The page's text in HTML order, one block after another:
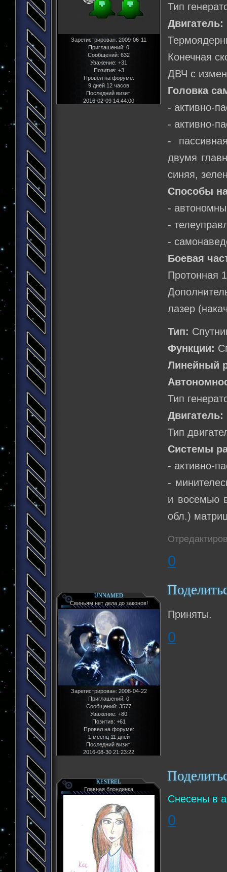
Зарегистрирован: 2009-06-11
Приглашений: 0
Сообщений: 632
Уважение: +31
Позитив: +3
Провел на форуме:
9 дней 12 часов
Последний визит:
2016-02-09 14:44:00
Тип
Двигатель:
Конечная
ДВЧ с
Головка
- активно-
- активно-
-
двумя
синяя,
Способы
-
-
-
Боевая
Протонная
лазер
Тип:
Функции:
Линейный
Тип
Двигатель:
Тип
Системы
- активно-
-
и восемью
обл.)
0
UNNAMED
Свиньям нет дела до законов!
Зарегистрирован: 2008-04-22
Приглашений: 0
Сообщений: 3577
Уважение: +80
Позитив: +61
Провел на форуме:
1 месяц 11 дней
Последний визит:
2016-08-30 21:23:22
Приняты.
0
KESTREL
Главная блондинка
Снесены в
0